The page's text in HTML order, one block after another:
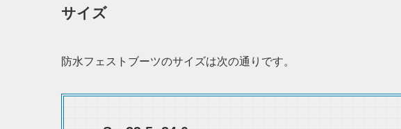
サイズ
防水フェストブーツのサイズは次の通りです。